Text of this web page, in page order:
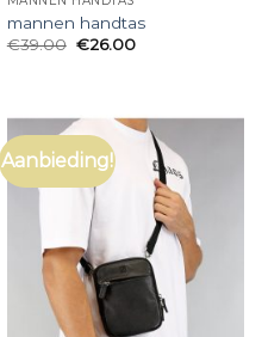
mannen handtas
€39.00 €26.00
Aanbieding!